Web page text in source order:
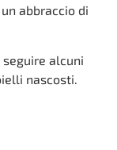
abbraccio di
alcuni
nascosti.